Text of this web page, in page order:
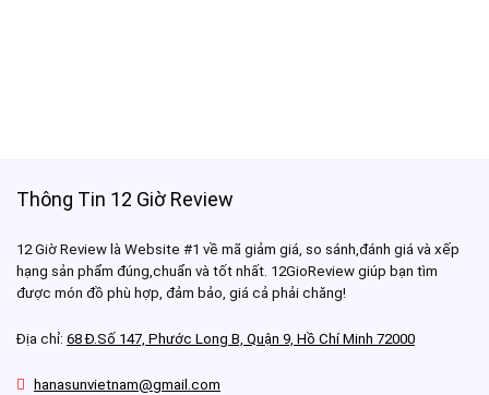
Thông Tin 12 Giờ Review
12 Giờ Review là Website #1 về mã giảm giá, so sánh,đánh giá và xếp
hạng sản phẩm đúng,chuẩn và tốt nhất. 12GioReview giúp bạn tìm
được món đồ phù hợp, đảm bảo, giá cả phải chăng!
Địa chỉ: 68 Đ.Số 147, Phước Long B, Quận 9, Hồ Chí Minh 72000
hanasunvietnam@gmail.com